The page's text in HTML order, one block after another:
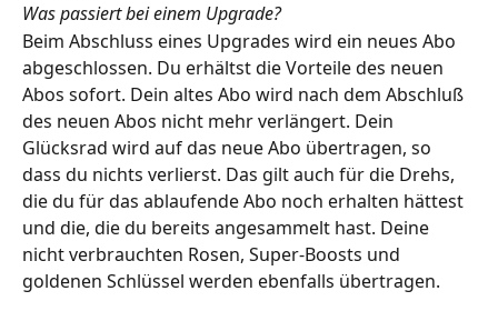
Was passiert bei einem Upgrade?
Beim Abschluss eines Upgrades wird ein neues Abo
abgeschlossen. Du erhältst die Vorteile des neuen
Abos sofort. Dein altes Abo wird nach dem Abschluß
des neuen Abos nicht mehr verlängert. Dein
Glücksrad wird auf das neue Abo übertragen, so
dass du nichts verlierst. Das gilt auch für die Drehs,
die du für das ablaufende Abo noch erhalten hättest
und die, die du bereits angesammelt hast. Deine
nicht verbrauchten Rosen, Super-Boosts und
goldenen Schlüssel werden ebenfalls übertragen.